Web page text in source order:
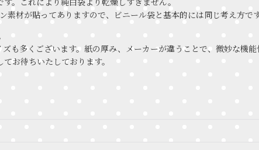
材が貼ってありますので、ビニール袋と基本的には同じ考え方で
も多くございます。紙の厚み、メーカーが違うことで、微妙な機
お待ちいたしております。